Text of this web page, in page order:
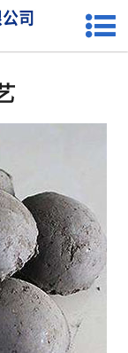
首页
系我们